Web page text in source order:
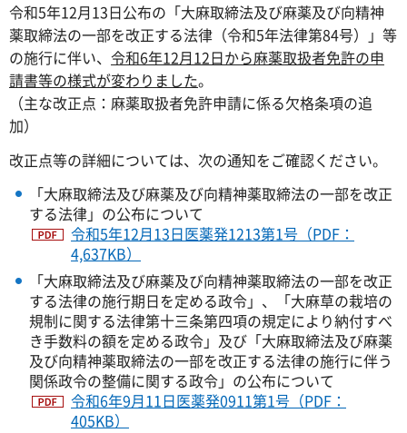
令和5年12月13日公布の「大麻取締法及び麻薬及び向精神
薬取締法の一部を改正する法律（令和5年法律第84号）」等
の施行に伴い、 令和6年12月12日から麻薬取扱者免許の申
請書等の様式が変わりました。
（主な改正点：麻薬取扱者免許申請に係る欠格条項の追
加）
改正点等の詳細については、次の通知をご確認ください。
「大麻取締法及び麻薬及び向精神薬取締法の一部を改正
する法律」の公布について
令和5年12月13日医薬発1213第1号（PDF：
4,637KB）
「大麻取締法及び麻薬及び向精神薬取締法の一部を改正
する法律の施行期日を定める政令」、「大麻草の栽培の
規制に関する法律第十三条第四項の規定により納付すべ
き手数料の額を定める政令」及び「大麻取締法及び麻薬
及び向精神薬取締法の一部を改正する法律の施行に伴う
関係政令の整備に関する政令」の公布について
令和6年9月11日医薬発0911第1号（PDF：
405KB）